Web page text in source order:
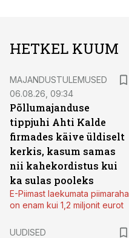
HETKEL KUUM
MAJANDUSTULEMUSED
06.08.26, 09:34
Põllumajanduse
tippjuhi Ahti Kalde
firmades käive üldiselt
kerkis, kasum samas
nii kahekordistus kui
ka sulas pooleks
E-Piimast laekumata piimaraha
on enam kui 1,2 miljonit eurot
UUDISED